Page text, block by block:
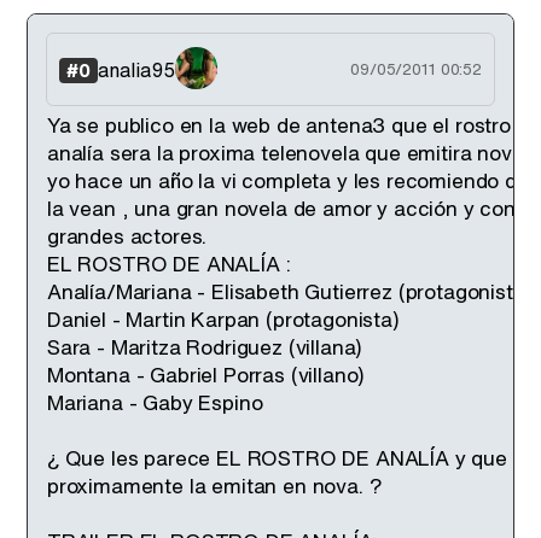
#0 analia95 09/05/2011 00:52
Ya se publico en la web de antena3 que el rostro de
analía sera la proxima telenovela que emitira nova. ,
yo hace un año la vi completa y les recomiendo que
la vean , una gran novela de amor y acción y con
grandes actores.
EL ROSTRO DE ANALÍA :
Analía/Mariana - Elisabeth Gutierrez (protagonista)
Daniel - Martin Karpan (protagonista)
Sara - Maritza Rodriguez (villana)
Montana - Gabriel Porras (villano)
Mariana - Gaby Espino
¿ Que les parece EL ROSTRO DE ANALÍA y que
proximamente la emitan en nova. ?